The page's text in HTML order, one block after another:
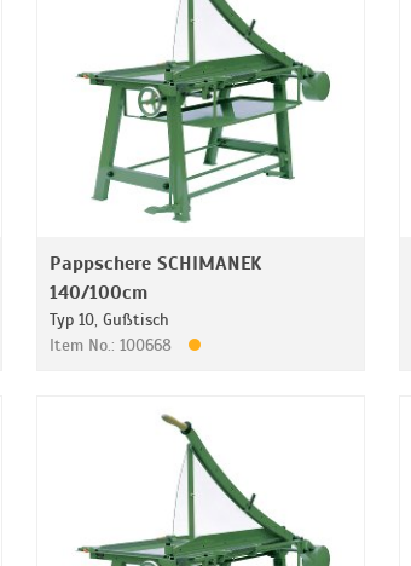
Pappschere SCHIMANEK
140/100cm
Typ 10, Gußtisch
Item No.: 100668